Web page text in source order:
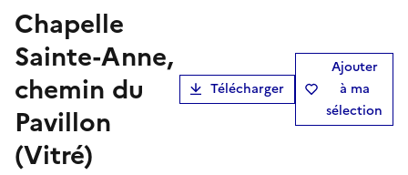
Chapelle
Sainte-Anne,
chemin du
Pavillon
(Vitré)
Télécharger
Ajouter
à ma
sélection